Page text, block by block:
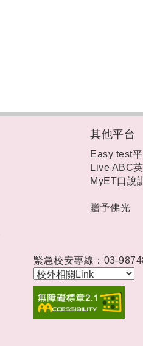
其他平台
Easy test平
Live ABC
MyET口說
贈予佛光
緊急校安專線：03-